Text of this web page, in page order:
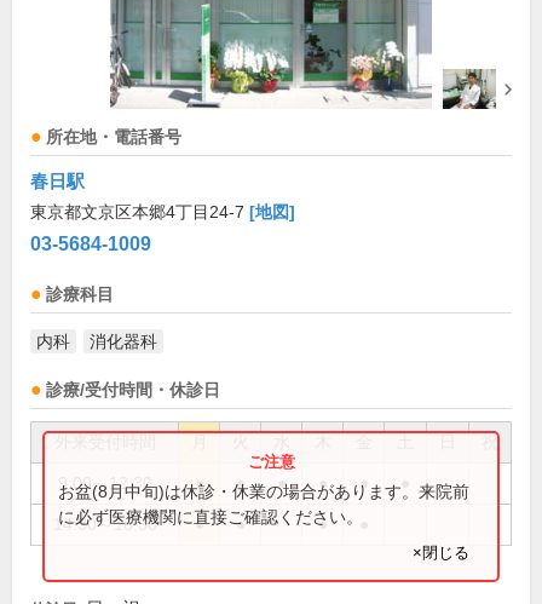
所在地・電話番号
春日駅
東京都文京区本郷4丁目24-7 [地図]
03-5684-1009
診療科目
内科 消化器科
診療/受付時間・休診日
祝
9:00～12:30 ● ● ● ● ●
14:30～18:30 ● ● ●
お盆(8月中旬)は休診・休業の場合があります。来院前
に必ず医療機関に直接ご確認ください。
×閉じる